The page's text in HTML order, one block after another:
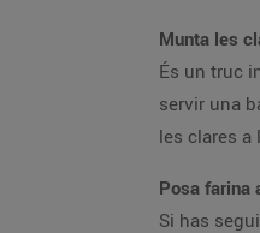
Munta les
És un truc
servir una
les clares a
Posa farina
Si has